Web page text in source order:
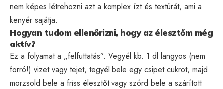
nem képes létrehozni azt a komplex ízt és textúrát, ami a
kenyér sajátja.
Hogyan tudom ellenőrizni, hogy az élesztőm még
aktív?
Ez a folyamat a „felfuttatás”. Vegyél kb. 1 dl langyos (nem
forró!) vizet vagy tejet, tegyél bele egy csipet cukrot, majd
morzsold bele a friss élesztőt vagy szórd bele a szárított